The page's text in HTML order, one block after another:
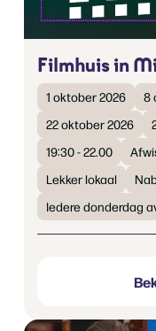
Filmhuis in
1 oktober 2026 8
22 oktober 2026
19:30 - 22.00
Lekker lokaal
Iedere donderdag